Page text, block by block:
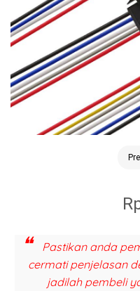
Pastikan anda
cermati penjelasan
jadilah pembeli